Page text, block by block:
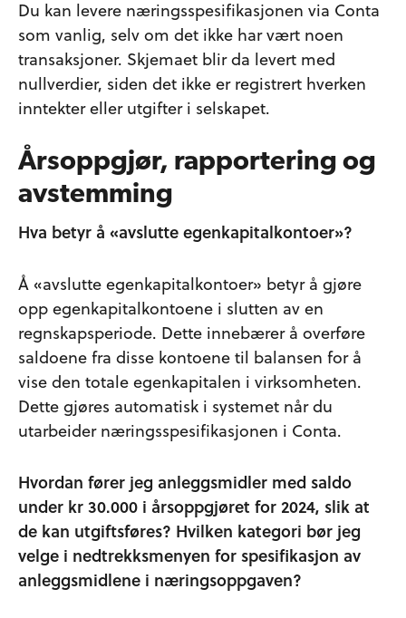
Du kan levere næringsspesifikasjonen via Conta
som vanlig, selv om det ikke har vært noen
transaksjoner. Skjemaet blir da levert med
nullverdier, siden det ikke er registrert hverken
inntekter eller utgifter i selskapet.
Årsoppgjør, rapportering og
avstemming
Hva betyr å «avslutte egenkapitalkontoer»?
Å «avslutte egenkapitalkontoer» betyr å gjøre
opp egenkapitalkontoene i slutten av en
regnskapsperiode. Dette innebærer å overføre
saldoene fra disse kontoene til balansen for å
vise den totale egenkapitalen i virksomheten.
Dette gjøres automatisk i systemet når du
utarbeider næringsspesifikasjonen i Conta.
Hvordan fører jeg anleggsmidler med saldo
under kr 30.000 i årsoppgjøret for 2024, slik at
de kan utgiftsføres? Hvilken kategori bør jeg
velge i nedtrekksmenyen for spesifikasjon av
anleggsmidlene i næringsoppgaven?